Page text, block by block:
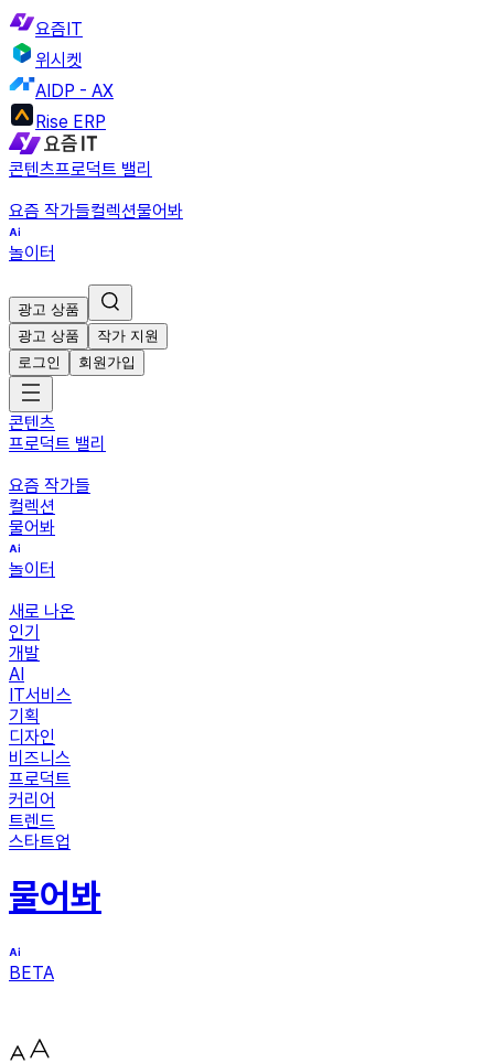
요즘IT
위시켓
AIDP - AX
Rise ERP
콘텐츠프로덕트 밸리
요즘 작가들컬렉션물어봐
놀이터
광고 상품
광고 상품
작가 지원
로그인
회원가입
콘텐츠
프로덕트 밸리
요즘 작가들
컬렉션
물어봐
놀이터
새로 나온
인기
개발
AI
IT서비스
기획
디자인
비즈니스
프로덕트
커리어
트렌드
스타트업
물어봐
BETA